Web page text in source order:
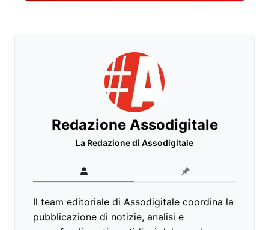
Redazione Assodigitale
La Redazione di Assodigitale
Il team editoriale di Assodigitale coordina la
pubblicazione di notizie, analisi e